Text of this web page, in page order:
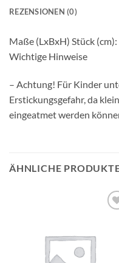
REZENSIONEN (0)
Maße (LxBxH) Stück (cm):
Wichtige Hinweise
– Achtung! Für Kinder
Erstickungsgefahr, da
eingeatmet werden
ÄHNLICHE